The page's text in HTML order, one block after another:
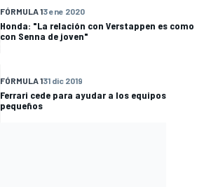
FÓRMULA 13 ene 2020
Honda: "La relación con Verstappen es como
con Senna de joven"
FÓRMULA 131 dic 2019
Ferrari cede para ayudar a los equipos
pequeños